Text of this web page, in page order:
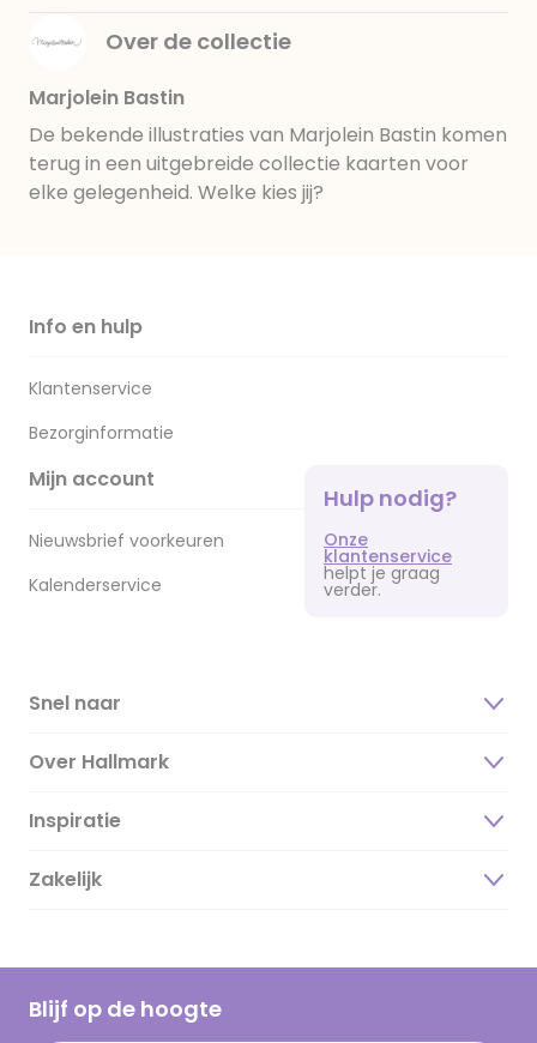
Over de collectie
Marjolein Bastin
De bekende illustraties van Marjolein Bastin komen
terug in een uitgebreide collectie kaarten voor
elke gelegenheid. Welke kies jij?
Info en hulp
Klantenservice
Bezorginformatie
Mijn account
Nieuwsbrief voorkeuren
Kalenderservice
Hulp nodig?
Onze
klantenservice
helpt je graag
verder.
Snel naar
Over Hallmark
Over ons
Duurzaamheid
Hallmark Kaartclub
Inspiratie
Magazine
Cadeau inspiratie
Kaartinspiratie
Zakelijk
Blijf op de hoogte